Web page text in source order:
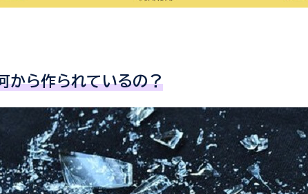
から作られているの？